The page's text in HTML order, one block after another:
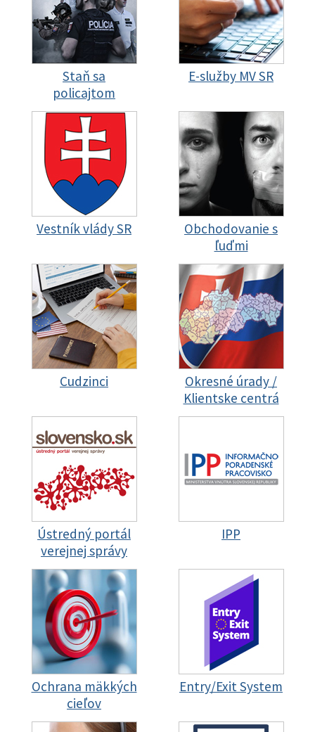
Staň sa
policajtom
E-služby MV SR
Vestník vlády SR
Obchodovanie s
ľuďmi
Cudzinci
Okresné úrady /
Klientske centrá
Ústredný portál
verejnej správy
IPP
Ochrana mäkkých
cieľov
Entry/Exit System